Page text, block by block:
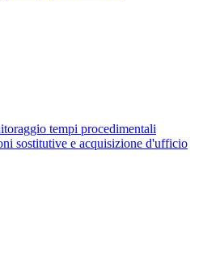
tempi procedimentali
sostitutive e acquisizione d'ufficio